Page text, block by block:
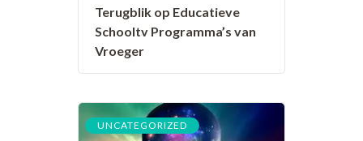
Terugblik op Educatieve
Schooltv Programma’s van
Vroeger
UNCATEGORIZED